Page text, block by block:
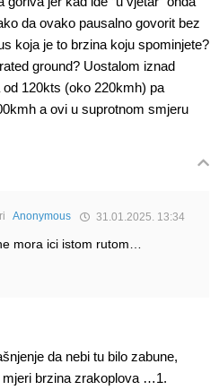
da ovako pausalno govorit bez
koja je to brzina koju spominjete?
ground? Uostalom iznad
120kts (oko 220kmh) pa
a ovi u suprotnom smjeru
Anonymous 31.01.2025. 13:34
mora ici istom rutom…
da nebi tu bilo zabune,
mjeri brzina zrakoplova …1.